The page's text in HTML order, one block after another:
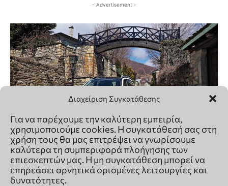
Διαχείριση Συγκατάθεσης
Για να παρέχουμε την καλύτερη εμπειρία,
χρησιμοποιούμε cookies. Η συγκατάθεσή σας στη
χρήση τους θα μας επιτρέψει να γνωρίσουμε
καλύτερα τη συμπεριφορά πλοήγησης των
επιεσκεπτών μας. Η μη συγκατάθεση μπορεί να
επηρεάσει αρνητικά ορισμένες λειτουργίες και
δυνατότητες.